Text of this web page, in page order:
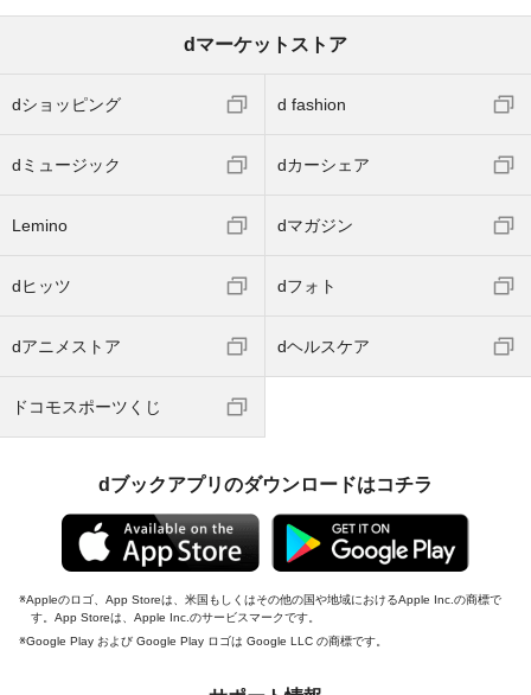
dマーケットストア
dショッピング d fashion
dミュージック dカーシェア
Lemino dマガジン
dヒッツ dフォト
dアニメストア dヘルスケア
ドコモスポーツくじ
dブックアプリのダウンロードはコチラ
Appleのロゴ、App Storeは、米国もしくはその他の国や地域におけるApple Inc.の商標で
す。App Storeは、Apple Inc.のサービスマークです。
Google Play および Google Play ロゴは Google LLC の商標です。